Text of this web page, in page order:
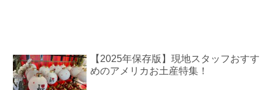
【2025年保存版】現地スタッフおすす
めのアメリカお土産特集！